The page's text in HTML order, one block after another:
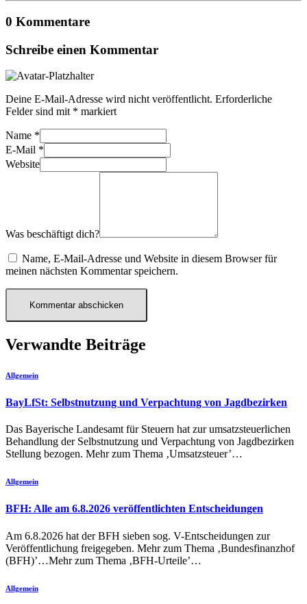
0 Kommentare
Schreibe einen Kommentar
Deine E-Mail-Adresse wird nicht veröffentlicht. Erforderliche
Felder sind mit * markiert
Name *
E-Mail *
Website
Was beschäftigt dich?
Name, E-Mail-Adresse und Website in diesem Browser für
meinen nächsten Kommentar speichern.
Verwandte Beiträge
Allgemein
BayLfSt: Selbstnutzung und Verpachtung von Jagdbezirken
Das Bayerische Landesamt für Steuern hat zur umsatzsteuerlichen
Behandlung der Selbstnutzung und Verpachtung von Jagdbezirken
Stellung bezogen. Mehr zum Thema ‚Umsatzsteuer’…
Allgemein
BFH: Alle am 6.8.2026 veröffentlichten Entscheidungen
Am 6.8.2026 hat der BFH sieben sog. V-Entscheidungen zur
Veröffentlichung freigegeben. Mehr zum Thema ‚Bundesfinanzhof
(BFH)’…Mehr zum Thema ‚BFH-Urteile’…
Allgemein